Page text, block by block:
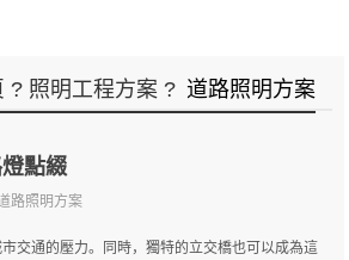
? 照明工程方案 ? 道路照明方案
點綴
路照明方案
交通的壓力。同時，獨特的立交橋也可以成為這